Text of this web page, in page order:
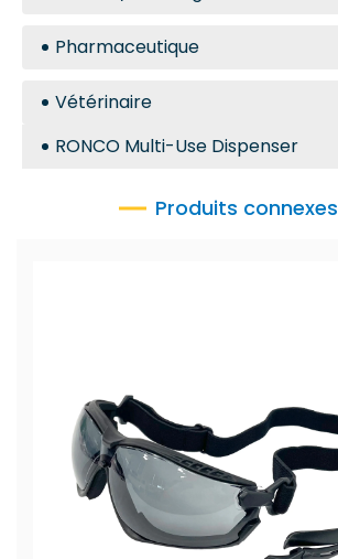
Pharmaceutique
Vétérinaire
RONCO Multi-Use Dispenser
Produits connexes